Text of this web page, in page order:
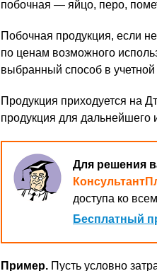
побочная — яйцо, перо,
Побочная продукция, если
по ценам возможного
выбранный способ в учетной
Продукция приходуется на
продукция для дальнейшего
Для решения
доступа ко
Бесплатный
Пример. Пусть условно